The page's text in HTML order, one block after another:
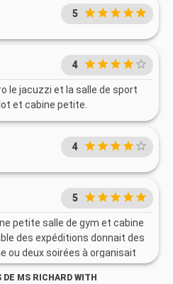
5
4
le jacuzzi et la salle de sport
et cabine petite.
4
5
petite salle de gym et cabine
des expéditions donnait des
ou deux soirées à organisait
!!!
MS RICHARD WITH